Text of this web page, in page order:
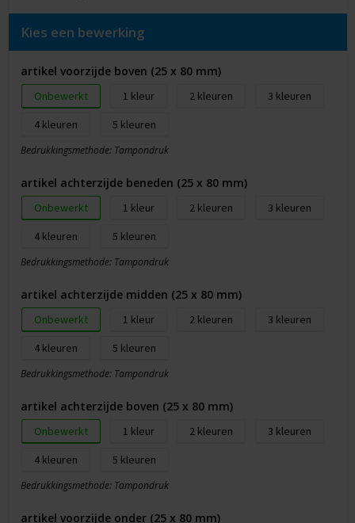
Kies een bewerking
artikel voorzijde boven (25 x 80 mm)
Onbewerkt 1 2
3
4
5
Bedrukkingsmethode: Tampondruk
artikel achterzijde beneden (25 x 80 mm)
Onbewerkt 1 2
3
4
5
Bedrukkingsmethode: Tampondruk
artikel achterzijde midden (25 x 80 mm)
Onbewerkt 1 2
3
4
5
Bedrukkingsmethode: Tampondruk
artikel achterzijde boven (25 x 80 mm)
Onbewerkt 1 2
3
4
5
Bedrukkingsmethode: Tampondruk
artikel voorzijde onder (25 x 80 mm)